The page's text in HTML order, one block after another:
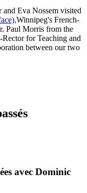
Eva Nossem visited
,Winnipeg's French-
Paul Morris from the
for Teaching and
between our two
avec Dominic